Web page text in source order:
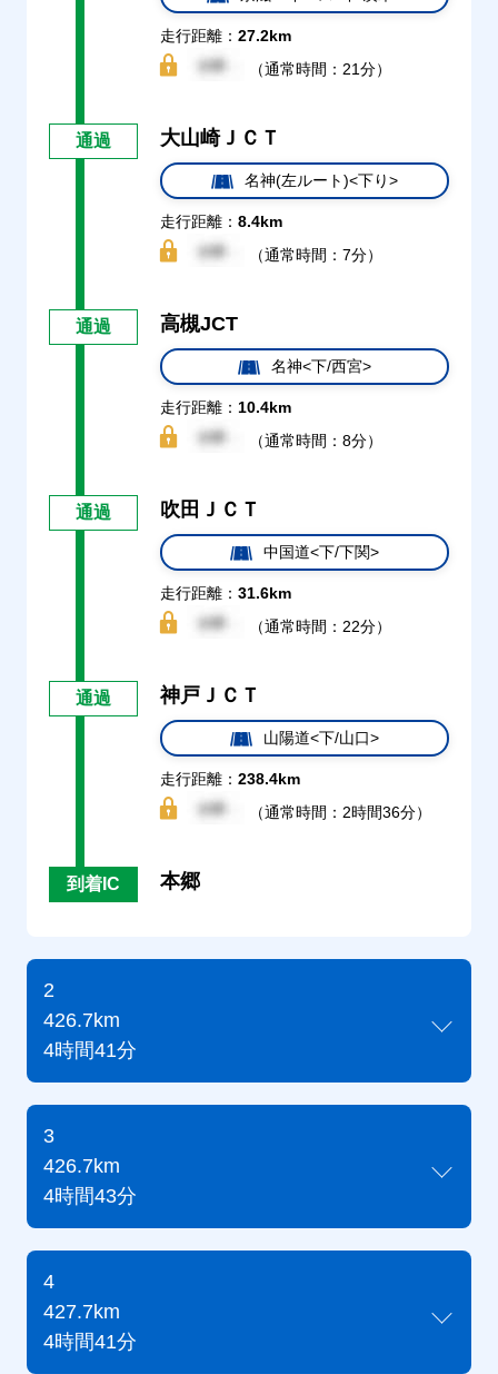
走行距離： 27.2km
（通常時間：21分）
通過 大山崎ＪＣＴ
名神(左ルート)<下り>
走行距離： 8.4km
（通常時間：7分）
通過 高槻JCT
名神<下/西宮>
走行距離： 10.4km
（通常時間：8分）
通過 吹田ＪＣＴ
中国道<下/下関>
走行距離： 31.6km
（通常時間：22分）
通過 神戸ＪＣＴ
山陽道<下/山口>
走行距離： 238.4km
（通常時間：2時間36分）
到着IC 本郷
2
426.7km
4時間41分
3
426.7km
4時間43分
4
427.7km
4時間41分